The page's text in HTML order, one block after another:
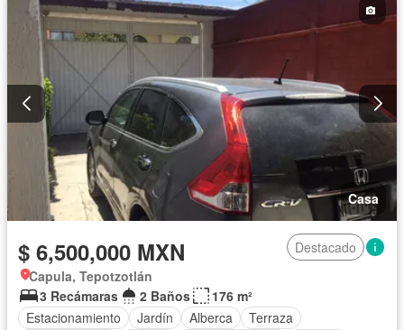
Casa
$ 6,500,000 MXN
Destacado
Capula, Tepotzotlán
3 Recámaras
2 Baños
176 m²
Estacionamiento
Jardín Alberca
Terraza